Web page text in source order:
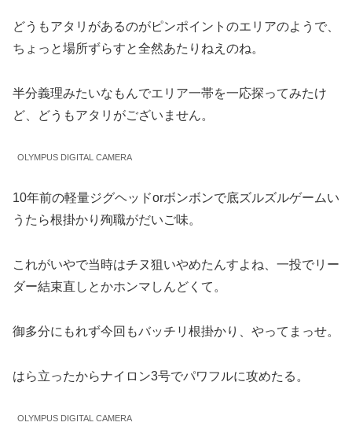
どうもアタリがあるのがピンポイントのエリアのようで、
ちょっと場所ずらすと全然あたりねえのね。
半分義理みたいなもんでエリア一帯を一応探ってみたけ
ど、どうもアタリがございません。
OLYMPUS DIGITAL CAMERA
10年前の軽量ジグヘッドorボンボンで底ズルズルゲームい
うたら根掛かり殉職がだいご味。
これがいやで当時はチヌ狙いやめたんすよね、一投でリー
ダー結束直しとかホンマしんどくて。
御多分にもれず今回もバッチリ根掛かり、やってまっせ。
はら立ったからナイロン3号でパワフルに攻めたる。
OLYMPUS DIGITAL CAMERA